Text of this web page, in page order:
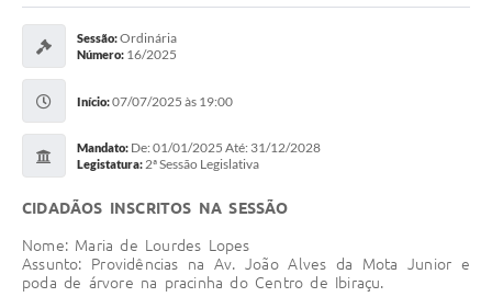
Sessão:Ordinária
Número: 16/2025
Início:07/07/2025 às 19:00
Mandato: De: 01/01/2025 Até: 31/12/2028
Legistatura:2ª Sessão Legislativa
CIDADÃOS INSCRITOS NA SESSÃO
Nome: Maria de Lourdes Lopes
Assunto: Providências na Av. João Alves da Mota Junior e
poda de árvore na pracinha do Centro de Ibiraçu.